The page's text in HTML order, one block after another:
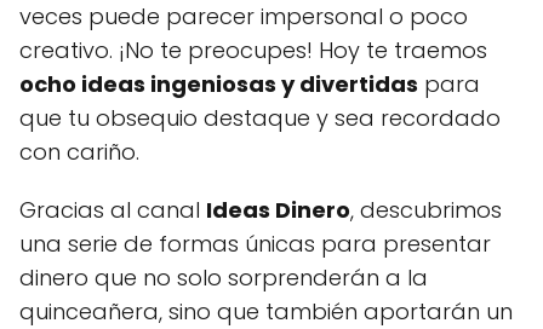
veces puede parecer impersonal o poco
creativo. ¡No te preocupes! Hoy te traemos
ocho ideas ingeniosas y divertidas para
que tu obsequio destaque y sea recordado
con cariño.
Gracias al canal Ideas Dinero, descubrimos
una serie de formas únicas para presentar
dinero que no solo sorprenderán a la
quinceañera, sino que también aportarán un